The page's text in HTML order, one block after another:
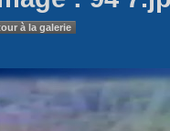
à la galerie